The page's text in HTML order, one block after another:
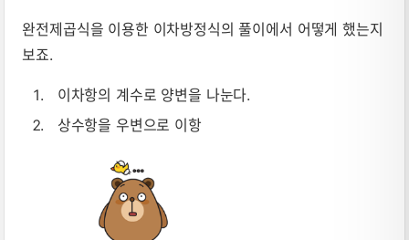
완전제곱식을 이용한 이차방정식의 풀이에서 어떻게 했는지
보죠.
이차항의 계수로 양변을 나눈다.
상수항을 우변으로 이항